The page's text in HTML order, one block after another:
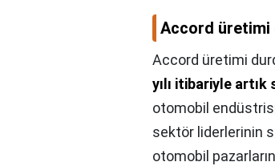
Accord üretimi
Accord üretimi
yılı itibariyle
otomobil
sektör liderlerinin
otomobil